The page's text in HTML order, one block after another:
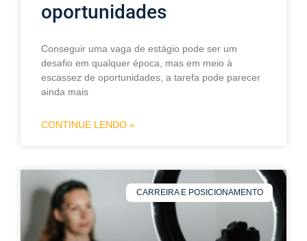
oportunidades
Conseguir uma vaga de estágio pode ser um
desafio em qualquer época, mas em meio à
escassez de oportunidades, a tarefa pode parecer
ainda mais
CONTINUE LENDO »
CARREIRA E POSICIONAMENTO